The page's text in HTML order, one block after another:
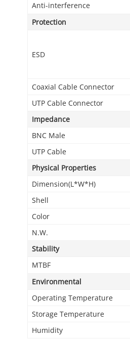
Anti-interference
Protection
ESD
Coaxial Cable Connector
UTP Cable Connector
Impedance
BNC Male
UTP Cable
Physical Properties
Dimension(L*W*H)
Shell
Color
N.W.
Stability
MTBF
Environmental
Operating Temperature
Storage Temperature
Humidity